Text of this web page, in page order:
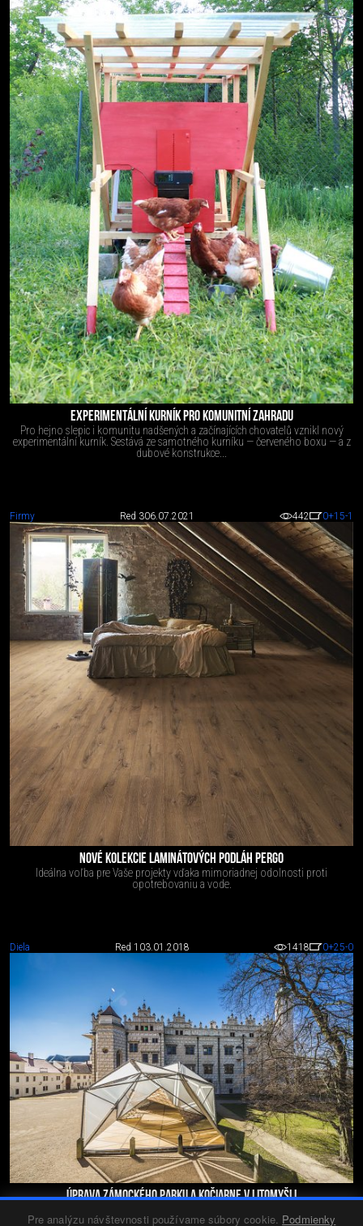
Pre analýzu návštevnosti používame súbory cookie. Podmienky
EXPERIMENTÁLNÍ KURNÍK PRO KOMUNITNÍ ZAHRADU
Pro hejno slepic i komunitu nadšených a začínajících chovatelů vznikl nový
experimentální kurník. Sestává ze samotného kurníku — červeného boxu — a z
dubové konstrukce...
Firmy Red 306.07.2021 442 0+15-1
NOVÉ KOLEKCIE LAMINÁTOVÝCH PODLÁH PERGO
Ideálna voľba pre Vaše projekty vďaka mimoriadnej odolnosti proti
opotrebovaniu a vode.
Diela Red 1 03.01.2018 1418 0+25-0
ÚPRAVA ZÁMOCKÉHO PARKU A KOČIARNE V LITOMYŠLI
a súdobú architektúru. Na projekty v "renesančnom" meste boli vypisované